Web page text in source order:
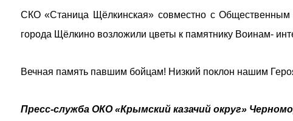
СКО «Станица Щёлкинская» совместно с
города Щёлкино возложили цветы к памятнику Воинам-
Вечная память павшим бойцам! Низкий поклон нашим
Пресс-служба ОКО «Крымский казачий округ»